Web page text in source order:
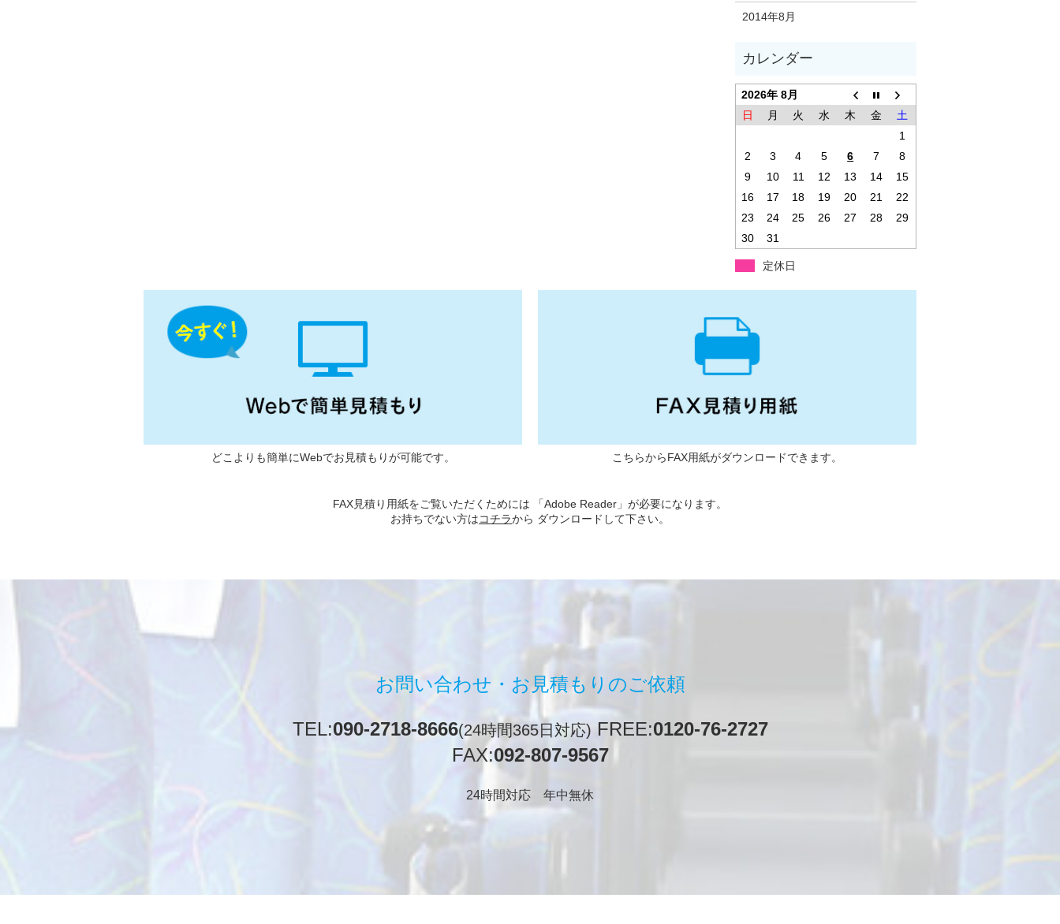
2014年8月
2026年 8月
日
月 火 水 木 金
土
1
2
3 4 5 6 7
8
9
10 11 12 13 14
15
16
17 18 19 20 21
22
23
24 25 26 27 28
29
30
31
定休日
どこよりも簡単にWebでお見積もりが可能です。 こちらからFAX用紙がダウンロードできます。
FAX見積り用紙をご覧いただくためには 「Adobe Reader」が必要になります。
お持ちでない方はコチラから ダウンロードして下さい。
お問い合わせ・ お見積もりのご依頼
TEL:090-2718-8666(24時間365日対応) FREE:0120-76-2727
FAX:092-807-9567
24時間対応 年中無休